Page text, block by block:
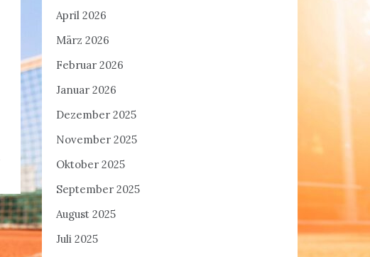
April 2026
März 2026
Februar 2026
Januar 2026
Dezember 2025
November 2025
Oktober 2025
September 2025
August 2025
Juli 2025